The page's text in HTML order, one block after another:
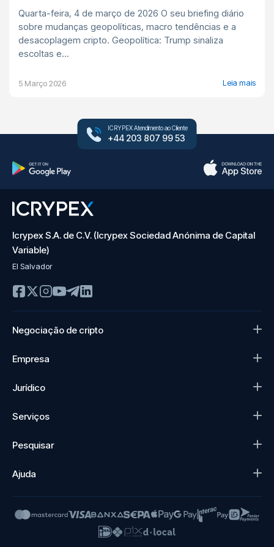
Quarta-feira, 4 de março de 2026 O seu briefing diário
sobre mudanças geopolíticas, macro tendências e a
desacoplagem cripto. Geopolítica: Trump sinaliza
escoltas e...
5 Março 2026 Leia mais
ICRYPEX Atendimento ao Cliente
+44 203 807 99 53
Icrypex S.A. de C.V. (Icrypex Sociedad Anónima de Capital
Variable)
El Salvador
Negociação de cripto
Empresa
Jurídico
Serviços
Pesquisar
Ajuda